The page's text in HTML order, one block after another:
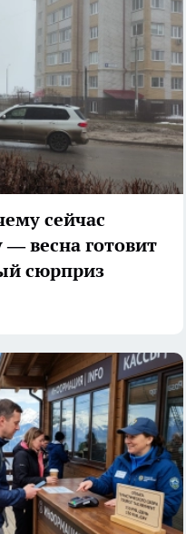
сейчас
— весна готовит
сюрприз